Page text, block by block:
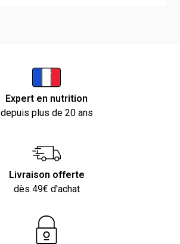
Expert en nutrition
depuis plus de 20 ans
Livraison offerte
dès 49€ d'achat